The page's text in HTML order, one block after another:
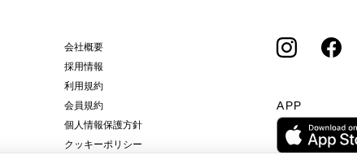
会社概要
採用情報
利用規約
会員規約
個人情報保護方針
クッキーポリシー
APP